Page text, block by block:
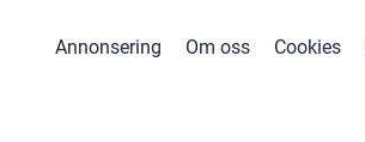
Annonsering Om oss Cookies